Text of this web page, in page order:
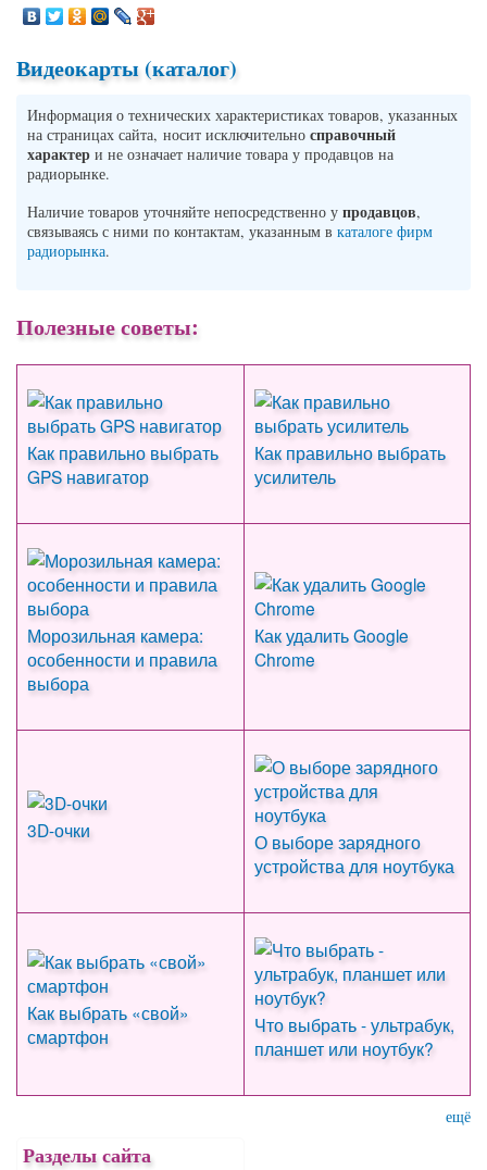
Видеокарты (каталог)
Информация о технических характеристиках товаров, указанных
на страницах сайта, носит исключительно справочный
характер и не означает наличие товара у продавцов на
радиорынке.
Наличие товаров уточняйте непосредственно у продавцов,
связываясь с ними по контактам, указанным в каталоге фирм
радиорынка.
Полезные советы:
Как правильно выбрать
GPS навигатор
Как правильно выбрать
усилитель
Морозильная камера:
особенности и правила
выбора
Как удалить Google
Chrome
3D-очки
О выборе зарядного
устройства для ноутбука
Как выбрать «свой»
смартфон
Что выбрать - ультрабук,
планшет или ноутбук?
ещё
Разделы сайта